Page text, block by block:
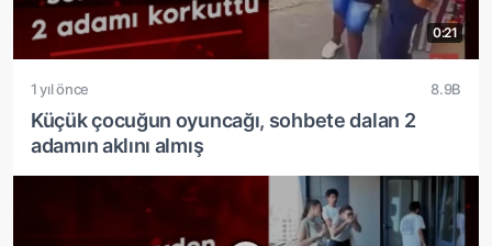
0:21
1 yıl önce 8.9B
Küçük çocuğun oyuncağı, sohbete dalan 2
adamın aklını almış